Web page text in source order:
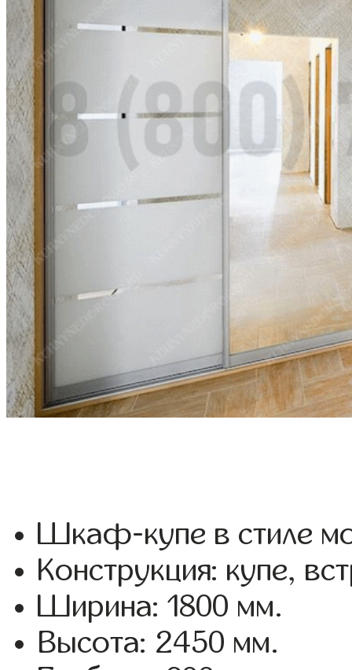
Шкаф-купе в стиле
Конструкция: купе,
Ширина: 1800 мм.
Высота: 2450 мм.